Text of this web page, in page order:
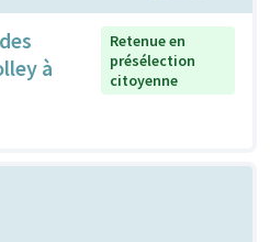
à
Retenue en
présélection
citoyenne